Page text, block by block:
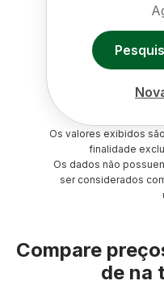
Os valores exibidos
finalidade
Os dados não
ser considerados
Compare
de na